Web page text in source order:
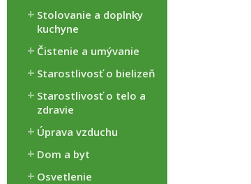
Stolovanie a doplnky
kuchyne
Čistenie a umývanie
Starostlivosť o bielizeň
Starostlivosť o telo a
zdravie
Úprava vzduchu
Dom a byt
Osvetlenie